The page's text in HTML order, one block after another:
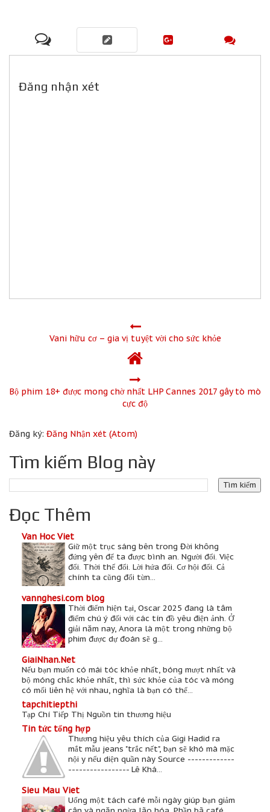
Đăng nhận xét
Vani hữu cơ – gia vị tuyệt vời cho sức khỏe
Bộ phim 18+ được mong chờ nhất LHP Cannes 2017 gây tò mò
cực độ
Đăng ký: Đăng Nhận xét (Atom)
Tìm kiếm Blog này
Đọc Thêm
Van Hoc Viet
Giữ một trục sáng bên trong Đời không
đứng yên để ta được bình an. Người đổi. Việc
đổi. Thời thế đổi. Lời hứa đổi. Cơ hội đổi. Cả
chính ta cũng đổi từn...
vannghesi.com blog
Thời điểm hiện tại, Oscar 2025 đang là tâm
điểm chú ý đối với các tín đồ yêu điện ảnh. Ở
giải năm nay, Anora là một trong những bộ
phim được dự đoán sẽ g...
GiaiNhan.Net
Nếu bạn muốn có mái tóc khỏe nhất, bóng mượt nhất và
bộ móng chắc khỏe nhất, thì sức khỏe của tóc và móng
có mối liên hệ với nhau, nghĩa là bạn có thể...
tapchitiepthi
Tạp Chí Tiếp Thị Nguồn tin thương hiệu
Tin tức tổng hợp
Thương hiệu yêu thích của Gigi Hadid ra
mắt mẫu jeans "trắc nết", bạn sẽ khó mà mặc
nội y nếu diện quần này Source -------------
----------------- Lê Khá...
Sieu Mau Viet
Uống một tách café mỗi ngày giúp bạn giảm